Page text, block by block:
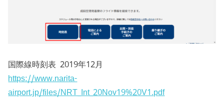
国際線時刻表 2019年12月
https://www.narita-
airport.jp/files/NRT_Int_20Nov19%20V1.pdf